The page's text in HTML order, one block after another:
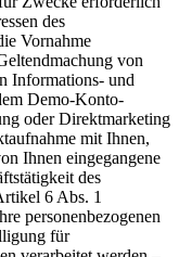
des
Vornahme
von
Informations- und
Demo-Konto-
oder Direktmarketing
mit Ihnen,
Ihnen eingegangene
des
6 Abs. 1
personenbezogenen
für